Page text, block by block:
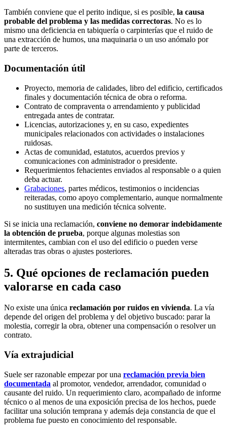
También conviene que el perito indique, si es posible, la causa
probable del problema y las medidas correctoras. No es lo
mismo una deficiencia en tabiquería o carpinterías que el ruido de
una extracción de humos, una maquinaria o un uso anómalo por
parte de terceros.
Documentación útil
Proyecto, memoria de calidades, libro del edificio, certificados
finales y documentación técnica de obra o reforma.
Contrato de compraventa o arrendamiento y publicidad
entregada antes de contratar.
Licencias, autorizaciones y, en su caso, expedientes
municipales relacionados con actividades o instalaciones
ruidosas.
Actas de comunidad, estatutos, acuerdos previos y
comunicaciones con administrador o presidente.
Requerimientos fehacientes enviados al responsable o a quien
deba actuar.
Grabaciones, partes médicos, testimonios o incidencias
reiteradas, como apoyo complementario, aunque normalmente
no sustituyen una medición técnica solvente.
Si se inicia una reclamación, conviene no demorar indebidamente
la obtención de prueba, porque algunas molestias son
intermitentes, cambian con el uso del edificio o pueden verse
alteradas tras obras o ajustes posteriores.
5. Qué opciones de reclamación pueden
valorarse en cada caso
No existe una única reclamación por ruidos en vivienda. La vía
depende del origen del problema y del objetivo buscado: parar la
molestia, corregir la obra, obtener una compensación o resolver un
contrato.
Vía extrajudicial
Suele ser razonable empezar por una reclamación previa bien
documentada al promotor, vendedor, arrendador, comunidad o
causante del ruido. Un requerimiento claro, acompañado de informe
técnico o al menos de una exposición precisa de los hechos, puede
facilitar una solución temprana y además deja constancia de que el
problema fue puesto en conocimiento del responsable.